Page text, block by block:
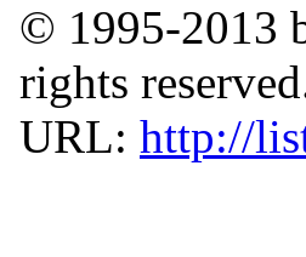
© 1995-2013
rights
URL: http://